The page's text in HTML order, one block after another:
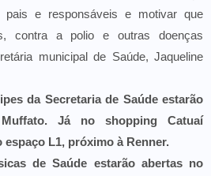
e responsáveis e motivar que
contra a polio e outras doenças
municipal de Saúde, Jaqueline
da Secretaria de Saúde estarão
Já no shopping Catuaí
espaço L1, próximo à Renner.
de Saúde estarão abertas no